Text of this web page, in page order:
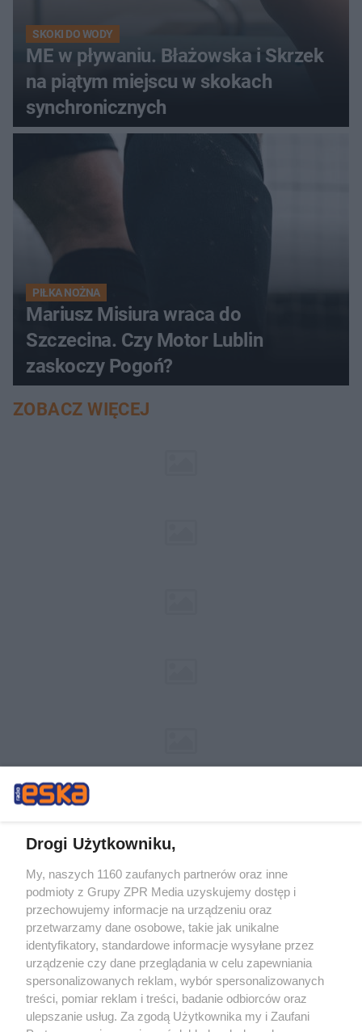
SKOKI DO WODY
ME w pływaniu. Błażowska i Skrzek
na piątym miejscu w skokach
synchronicznych
PIŁKA NOŻNA
Mariusz Misiura wraca do
Szczecina. Czy Motor Lublin
zaskoczy Pogoń?
ZOBACZ WIĘCEJ
Żaden utwór zamieszczony w serwisie nie może być powielany i
rozpowszechniany lub dalej rozpowszechniany w jakikolwiek sposób (w
tym także elektroniczny lub mechaniczny) na jakimkolwiek polu
eksploatacji w jakiejkolwiek formie, włącznie z umieszczaniem w Internecie
bez pisemnej zgody właściciela praw. Jakiekolwiek użycie lub
wykorzystanie utworów w całości lub w części z naruszeniem prawa, tzn.
bez właściwej zgody, jest zabronione pod groźbą kary i może być ścigane
prawnie.
Drogi Użytkowniku,
My, naszych 1160 zaufanych partnerów oraz inne
podmioty z Grupy ZPR Media uzyskujemy dostęp i
przechowujemy informacje na urządzeniu oraz
przetwarzamy dane osobowe, takie jak unikalne
identyfikatory, standardowe informacje wysyłane przez
urządzenie czy dane przeglądania w celu zapewniania
spersonalizowanych reklam, wybór spersonalizowanych
treści, pomiar reklam i treści, badanie odbiorców oraz
ulepszanie usług. Za zgodą Użytkownika my i Zaufani